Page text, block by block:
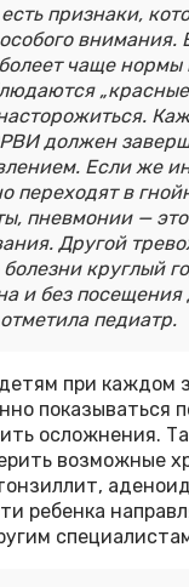
признаки,
внимания.
чаще нормы
„красные
должен
Если же
переходят в
пневмонии —
Другой
круглый
и без посещения
педиатр.
при каждом
показываться
осложнения.
возможные
ребенка